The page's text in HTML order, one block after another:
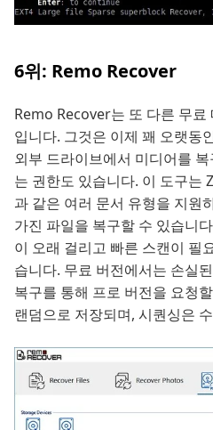
6위: Remo Recover
Remo Recover는 또 다른 무료
입니다. 그것은 이제 꽤 오랫동
외부 드라이브에서 미디어를
는 권한도 있습니다. 이 도구는
과 같은 여러 문서 유형을 지원
가진 파일을 복구할 수 있습니
이 오래 걸리고 빠른 스캔이 필
습니다. 무료 버전에서는 손실
복구를 통해 프로 버전을 요청
랜덤으로 저장되며, 시퀀싱은